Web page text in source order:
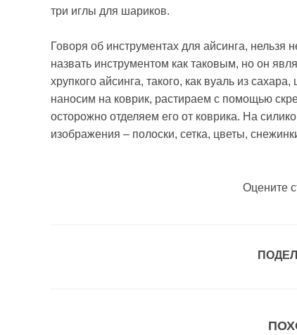
три иглы для шариков.
Говоря об инструментах для айсинга, нельзя
назвать инструментом как таковым, но он
хрупкого айсинга, такого, как вуаль из
наносим на коврик, растираем с помощью
осторожно отделяем его от коврика. На
изображения – полоски, сетка, цветы,
Оцените